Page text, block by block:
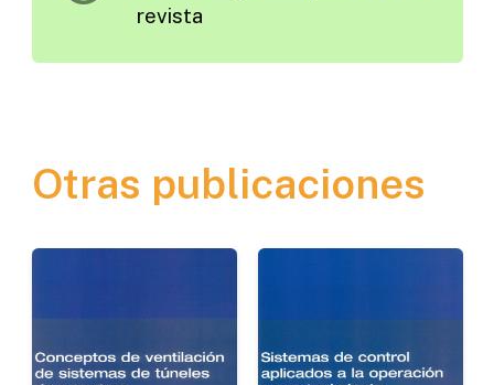
Ruido
para
revista
Otras publicaciones